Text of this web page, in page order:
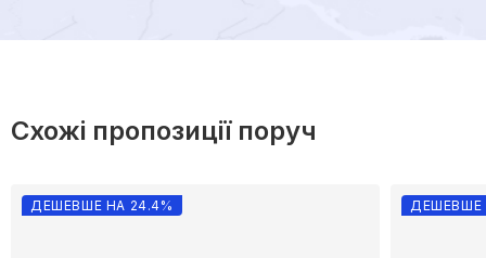
Схожі пропозиції поруч
ДЕШЕВШЕ НА 24.4% ДЕШЕВШЕ